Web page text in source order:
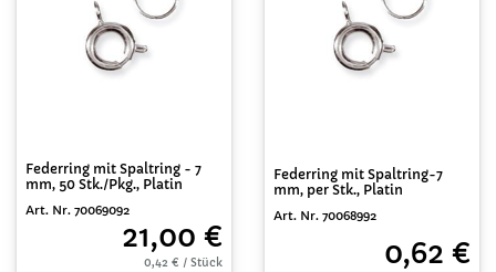
Federring mit Spaltring - 7
mm, 50 Stk./Pkg., Platin
Art. Nr. 70069092
21,00 €
0,42 € / Stück
Federring mit Spaltring-7
mm, per Stk., Platin
Art. Nr. 70068992
0,62 €